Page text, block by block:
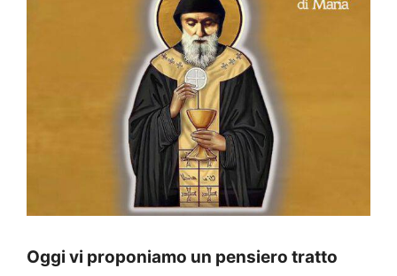
Oggi vi proponiamo un pensiero tratto